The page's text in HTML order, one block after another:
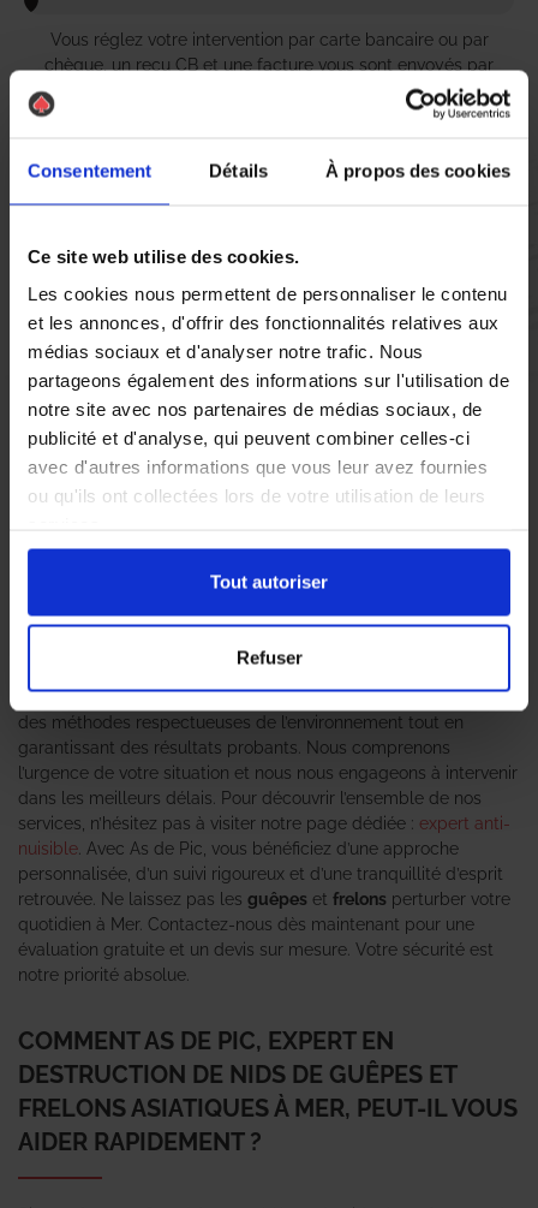
Consentement Détails À propos des cookies
Ce site web utilise des cookies.
Les cookies nous permettent de personnaliser le contenu
et les annonces, d'offrir des fonctionnalités relatives aux
médias sociaux et d'analyser notre trafic. Nous
partageons également des informations sur l'utilisation de
notre site avec nos partenaires de médias sociaux, de
publicité et d'analyse, qui peuvent combiner celles-ci
avec d'autres informations que vous leur avez fournies
ou qu'ils ont collectées lors de votre utilisation de leurs
Tout autoriser
Refuser
Vous réglez votre intervention par carte bancaire ou par
chèque, un reçu CB et une facture vous sont envoyés par
Vous recevez une demande d’évaluation de votre expérience
avec l’équipe AS DE PIC.
Nous avons pensé à tout
denid de guêpesou defrelons asiatiques, il est crucial d’agir
insectes nuisibles
peuvent représenter un
Pic se positionne comme votreexpert en destruction de nid de
guêpes et frelons asiatiques, offrant des solutions rapides et
spécialisée endératisationetdésinsectisation, met en œuvre
des méthodes respectueuses de l’environnement tout en
garantissant des résultats probants. Nous comprenons
l’urgence de votre situation et nous nous engageons à intervenir
dans les meilleurs délais. Pour découvrir l’ensemble de nos
services, n’hésitez pas à visiter notre page dédiée : expert anti-
nuisible . Avec As de Pic, vous bénéficiez d’une approche
personnalisée, d’un suivi rigoureux et d’une tranquillité d’esprit
retrouvée. Ne laissez pas les guêpes et frelons perturber votre
quotidien à Mer. Contactez-nous dès maintenant pour une
évaluation gratuite et un devis sur mesure. Votre sécurité est
notre priorité absolue.
COMMENT AS DE PIC, EXPERT EN
DESTRUCTION DE NIDS DE GUÊPES ET
FRELONS ASIATIQUES À MER, PEUT-IL VOUS
AIDER RAPIDEMENT ?